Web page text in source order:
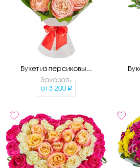
Букет из персиковы...
Заказать
от 3 200